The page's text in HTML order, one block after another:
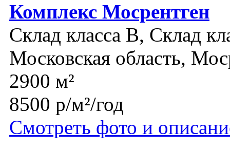
Комплекс Мосрентген
Склад класса B, Склад
Московская область,
2900 м²
8500 р/м²/год
Смотреть фото и